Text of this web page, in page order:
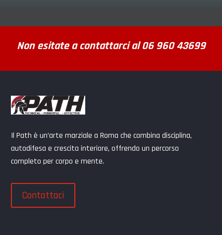
Non esitate a contattarci al 06 960 43699
Il Path è un’arte marziale a Roma che combina disciplina,
autodifesa e crescita interiore, offrendo un percorso
completo per corpo e mente.
Contattaci